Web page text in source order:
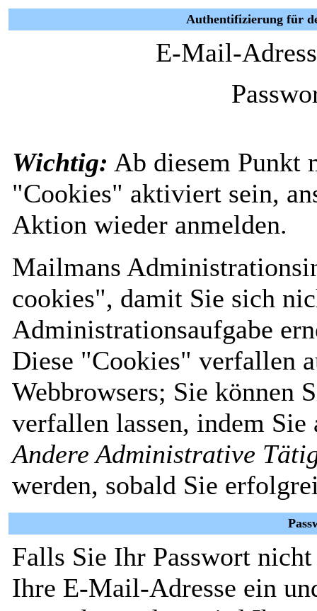
Authentifizierung für
E-Mail-
Wichtig: Ab diesem Punkt
"Cookies" aktiviert sein,
Aktion wieder anmelden.
Mailmans
cookies", damit Sie sich
Administrationsaufgabe
Diese "Cookies" verfallen
Webbrowsers; Sie können
verfallen lassen, indem
Andere Administrative
werden, sobald Sie
Falls Sie Ihr Passwort
Ihre E-Mail-Adresse ein